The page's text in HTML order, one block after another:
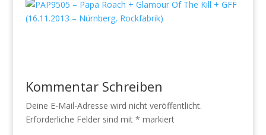
Kommentar Schreiben
Deine E-Mail-Adresse wird nicht veröffentlicht.
Erforderliche Felder sind mit * markiert